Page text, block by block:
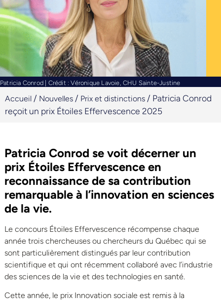
Patricia Conrod | Crédit : Véronique Lavoie, CHU Sainte-Justine
Accueil / Nouvelles / Prix et distinctions / Patricia Conrod
reçoit un prix Étoiles Effervescence 2025
Patricia Conrod se voit décerner un
prix Étoiles Effervescence en
reconnaissance de sa contribution
remarquable à l’innovation en sciences
de la vie.
Le concours Étoiles Effervescence récompense chaque
année trois chercheuses ou chercheurs du Québec qui se
sont particulièrement distingués par leur contribution
scientifique et qui ont récemment collaboré avec l’industrie
des sciences de la vie et des technologies en santé.
Cette année, le prix Innovation sociale est remis à la